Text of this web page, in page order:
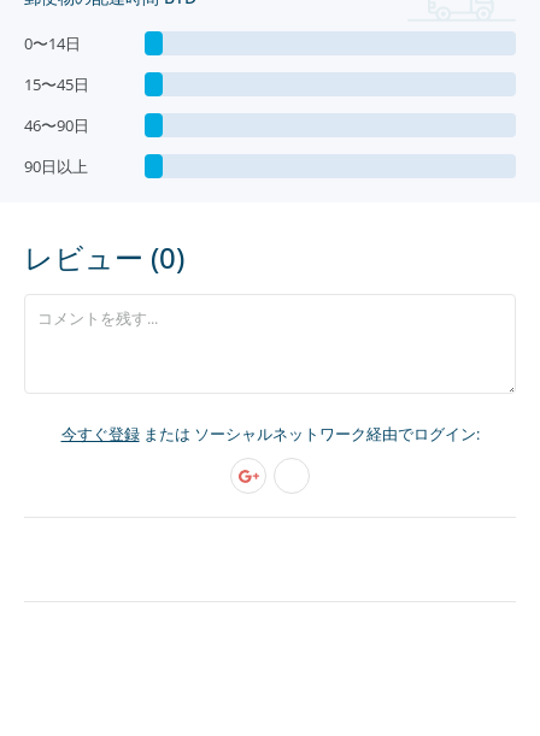
0〜14日
15〜45日
46〜90日
90日以上
レビュー (0)
今すぐ登録または ソーシャルネットワーク経由でログイン: